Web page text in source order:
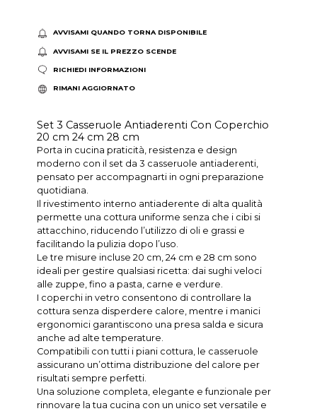
AVVISAMI QUANDO TORNA DISPONIBILE
AVVISAMI SE IL PREZZO SCENDE
RICHIEDI INFORMAZIONI
RIMANI AGGIORNATO
Set 3 Casseruole Antiaderenti Con Coperchio
20 cm 24 cm 28 cm
Porta in cucina praticità, resistenza e design
moderno con il set da 3 casseruole antiaderenti,
pensato per accompagnarti in ogni preparazione
quotidiana.
Il rivestimento interno antiaderente di alta qualità
permette una cottura uniforme senza che i cibi si
attacchino, riducendo l’utilizzo di oli e grassi e
facilitando la pulizia dopo l’uso.
Le tre misure incluse 20 cm, 24 cm e 28 cm sono
ideali per gestire qualsiasi ricetta: dai sughi veloci
alle zuppe, fino a pasta, carne e verdure.
I coperchi in vetro consentono di controllare la
cottura senza disperdere calore, mentre i manici
ergonomici garantiscono una presa salda e sicura
anche ad alte temperature.
Compatibili con tutti i piani cottura, le casseruole
assicurano un’ottima distribuzione del calore per
risultati sempre perfetti.
Una soluzione completa, elegante e funzionale per
rinnovare la tua cucina con un unico set versatile e